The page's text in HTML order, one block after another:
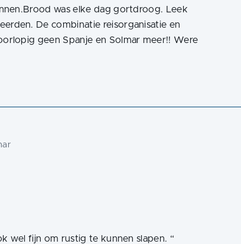
was elke dag gortdroog. Leek
De combinatie reisorganisatie en
geen Spanje en Solmar meer!! Were
wel fijn om rustig te kunnen slapen. “